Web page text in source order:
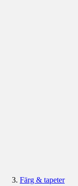
Färg & tapeter